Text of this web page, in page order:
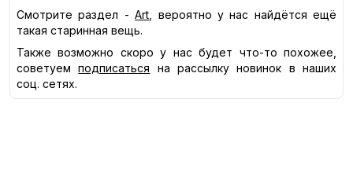
Смотрите раздел - Art , вероятно у нас найдётся ещё
такая старинная вещь.
Также возможно скоро у нас будет что-то похожее,
советуем
подписаться
на рассылку новинок в наших
соц. сетях.